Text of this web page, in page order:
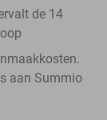
de 14
aan Summio